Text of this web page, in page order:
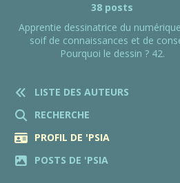
38 posts
Apprentie dessinatrice du
soif de connaissances et de
Pourquoi le dessin ? 42.
LISTE DES AUTEURS
RECHERCHE
PROFIL DE 'PSIA
POSTS DE 'PSIA